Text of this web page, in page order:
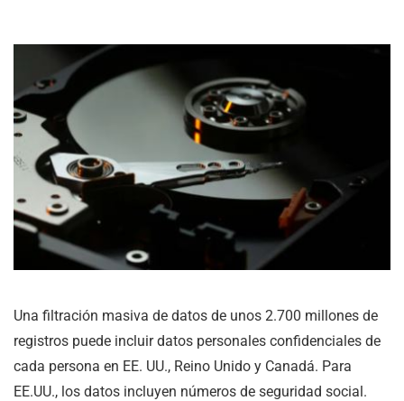
Una filtración masiva de datos de unos 2.700 millones de
registros puede incluir datos personales confidenciales de
cada persona en EE. UU., Reino Unido y Canadá. Para
EE.UU., los datos incluyen números de seguridad social.